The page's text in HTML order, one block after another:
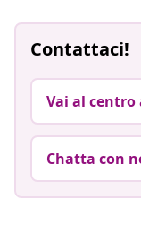
Contattaci!
Vai al centro
Chatta con